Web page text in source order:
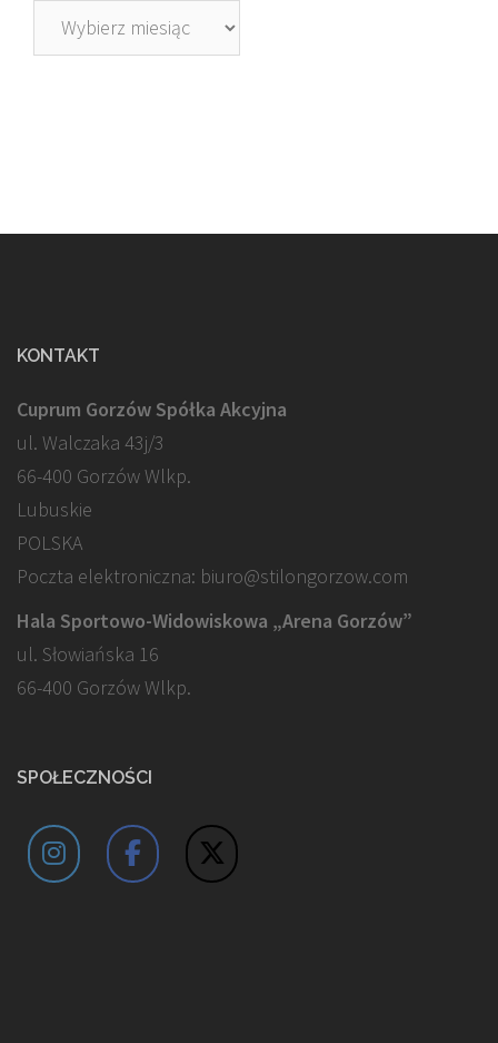
Archiwa
KONTAKT
Cuprum Gorzów Spółka Akcyjna
ul. Walczaka 43j/3
66-400 Gorzów Wlkp.
Lubuskie
POLSKA
Poczta elektroniczna: biuro@stilongorzow.com
Hala Sportowo-Widowiskowa „Arena Gorzów”
ul. Słowiańska 16
66-400 Gorzów Wlkp.
SPOŁECZNOŚCI